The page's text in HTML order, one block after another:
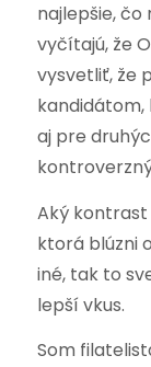
najlepšie, čo
vyčítajú, že
vysvetliť, že
aj pre
Aký kontrast
ktorá blúzni
iné, tak to
lepší vkus.
Som